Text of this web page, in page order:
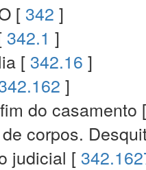
[ 342 ]
342.1 ]
[ 342.16 ]
]
do
corpos.
judicial [